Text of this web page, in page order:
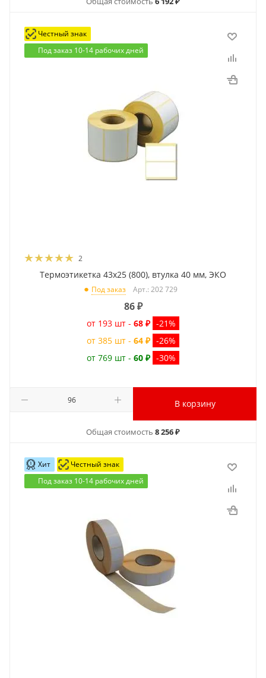
Честный знак
Под заказ 10-14 рабочих дней
2
Термоэтикетка 43x25 (800), втулка 40 мм, ЭКО
Под заказ Арт.: 202 729
86₽
от 193 шт - 68 ₽ -21%
от 385 шт - 64 ₽ -26%
от 769 шт - 60 ₽ -30%
В корзину
Общая стоимость 8 256 ₽
Хит
Честный знак
Под заказ 10-14 рабочих дней